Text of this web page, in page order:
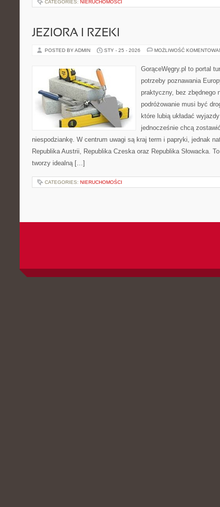
CATEGORIES: NIERUCHOMOŚCI
JEZIORA I RZEKI
POSTED BY ADMIN STY - 25 - 2026 MOŻLIWOŚĆ
GorąceWęgry.pl to portal
potrzeby poznawania
praktyczny, bez zbędnego
podróżowanie musi być
które lubią układać
jednocześnie chcą
niespodziankę. W centrum uwagi są kraj term i papryki, jednak
Republika Austrii, Republika Czeska oraz Republika Słowacka.
tworzy idealną […]
CATEGORIES: NIERUCHOMOŚCI